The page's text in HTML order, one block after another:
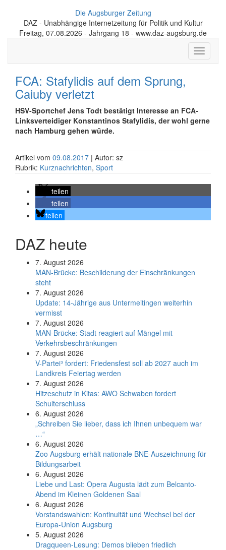
Die Augsburger Zeitung
DAZ - Unabhängige Internetzeitung für Politik und Kultur
Freitag, 07.08.2026 - Jahrgang 18 - www.daz-augsburg.de
Toggle
FCA: Stafylidis auf dem Sprung,
Caiuby verletzt
HSV-Sportchef Jens Todt bestätigt Interesse an FCA-
Linksverteidiger Konstantinos Stafylidis, der wohl gerne
nach Hamburg gehen würde.
Artikel vom 09.08.2017 | Autor: sz
Rubrik: Kurznachrichten, Sport
teilen
teilen
teilen
DAZ heute
7. August 2026
MAN-Brücke: Beschilderung der Einschränkungen
steht
7. August 2026
Update: 14-Jährige aus Untermeitingen weiterhin
vermisst
7. August 2026
MAN-Brücke: Stadt reagiert auf Mängel mit
Verkehrsbeschränkungen
7. August 2026
V-Partei­³ fordert: Friedens­fest soll ab 2027 auch im
Land­kreis Feier­tag werden
7. August 2026
Hitzeschutz in Kitas: AWO Schwaben fordert
Schulterschluss
6. August 2026
„Schreiben Sie lieber, dass ich Ihnen unbequem war
…“
6. August 2026
Zoo Augsburg erhält nationale BNE-Auszeichnung für
Bildungsarbeit
6. August 2026
Liebe und Last: Opera Augusta lädt zum Belcanto-
Abend im Kleinen Goldenen Saal
6. August 2026
Vorstandswahlen: Kontinuität und Wechsel bei der
Europa-Union Augsburg
5. August 2026
Dragqueen-Lesung: Demos blieben friedlich